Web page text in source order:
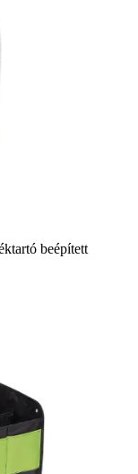
beépített